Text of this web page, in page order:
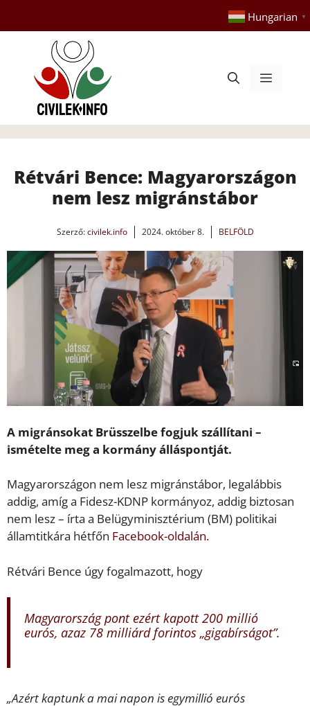
tartalomba
Hungarian ▼
Menü
Rétvári Bence: Magyarországon
nem lesz migránstábor
Szerző:civilek.info 2024. október 8. BELFÖLD
A migránsokat Brüsszelbe fogjuk szállítani –
ismételte meg a kormány álláspontját.
Magyarországon nem lesz migránstábor, legalábbis
addig, amíg a Fidesz-KDNP kormányoz, addig biztosan
nem lesz – írta a Belügyminisztérium (BM) politikai
államtitkára hétfőn Facebook-oldalán.
Rétvári Bence úgy fogalmazott, hogy
Magyarország pont ezért kapott 200 millió
eurós, azaz 78 milliárd forintos „gigabírságot”.
„Azért kaptunk a mai napon is egymillió eurós